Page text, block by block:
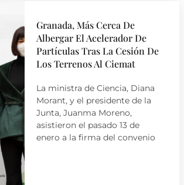
Granada, Más Cerca De
Albergar El Acelerador De
Partículas Tras La Cesión De
Los Terrenos Al Ciemat
La ministra de Ciencia, Diana
Morant, y el presidente de la
Junta, Juanma Moreno,
asistieron el pasado 13 de
enero a la firma del convenio